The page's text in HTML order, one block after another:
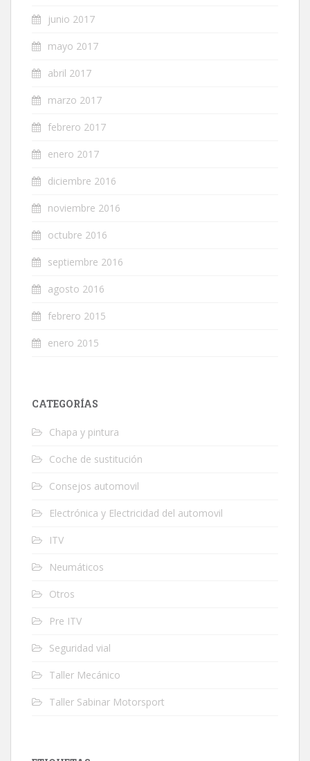
junio 2017
mayo 2017
abril 2017
marzo 2017
febrero 2017
enero 2017
diciembre 2016
noviembre 2016
octubre 2016
septiembre 2016
agosto 2016
febrero 2015
enero 2015
CATEGORÍAS
Chapa y pintura
Coche de sustitución
Consejos automovil
Electrónica y Electricidad del automovil
ITV
Neumáticos
Otros
Pre ITV
Seguridad vial
Taller Mecánico
Taller Sabinar Motorsport